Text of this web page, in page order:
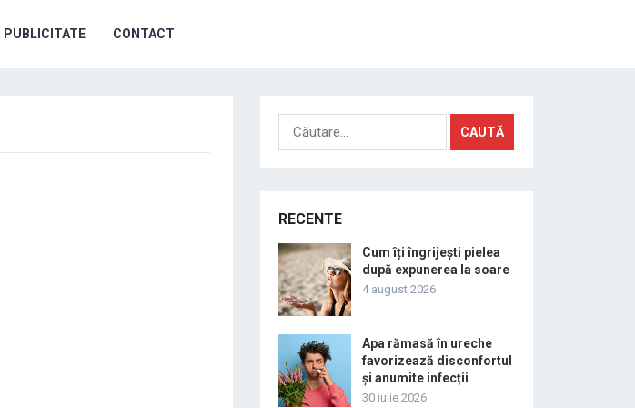
PUBLICITATE CONTACT
Caută
după:
RECENTE
Cum îți îngrijești pielea
după expunerea la soare
4 august 2026
Apa rămasă în ureche
favorizează disconfortul
și anumite infecții
30 iulie 2026